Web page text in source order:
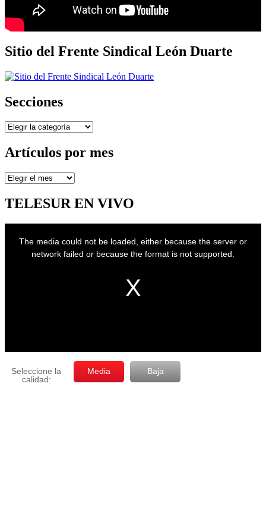
Sitio del Frente Sindical León Duarte
Secciones
Secciones
Artículos por mes
Artículos
mes
TELESUR EN VIVO